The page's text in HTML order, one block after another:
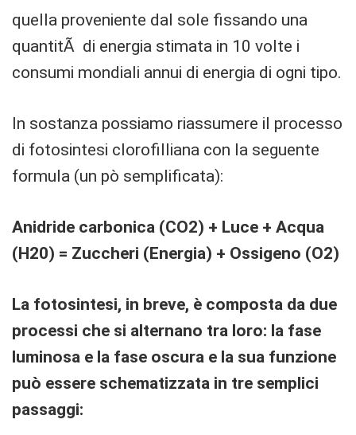
quella proveniente dal sole fissando una
quantitÃ di energia stimata in 10 volte i
consumi mondiali annui di energia di ogni tipo.
In sostanza possiamo riassumere il processo
di fotosintesi clorofilliana con la seguente
formula (un pò semplificata):
Anidride carbonica (CO2) + Luce + Acqua
(H20) = Zuccheri (Energia) + Ossigeno (O2)
La fotosintesi, in breve, è composta da due
processi che si alternano tra loro: la fase
luminosa e la fase oscura e la sua funzione
può essere schematizzata in tre semplici
passaggi: